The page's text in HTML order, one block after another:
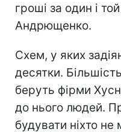
гроші за один і
Андрющенко.
Схем, у яких
десятки.
беруть фірми
до нього людей.
будувати ніхто не